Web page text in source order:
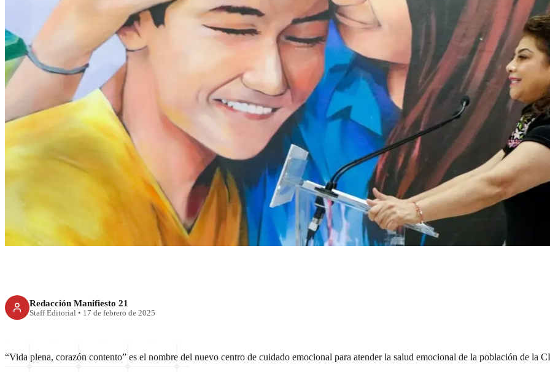
CDMX
Brugada inaugura nuevo centro de
cuidado emocional en Tlalpan
Redacción Manifiesto 21
Staff Editorial • 17 de febrero de 2025
“Vida plena, corazón contento” es el nombre del nuevo centro de cuidado emocional para atender la salud emocional de la población de la